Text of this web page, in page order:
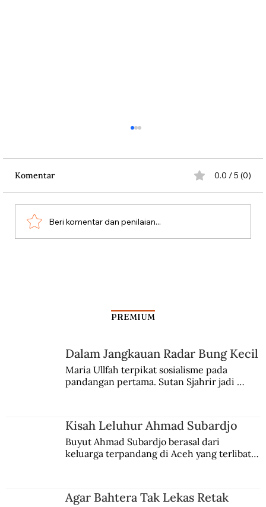
Komentar 0.0 / 5 (0)
Beri komentar dan penilaian...
PREMIUM
Dalam Jangkauan Radar Bung Kecil
Maria Ullfah terpikat sosialisme pada
pandangan pertama. Sutan Sjahrir jadi
Kisah Leluhur Ahmad Subardjo
Buyut Ahmad Subardjo berasal dari
keluarga terpandang di Aceh yang terlibat
Agar Bahtera Tak Lekas Retak